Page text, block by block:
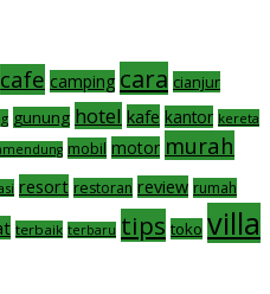
cafe camping cara cianjur
gunung hotel kafe kantor kereta
mobil motor murah
resort restoran review rumah
terbaik terbaru tips toko villa